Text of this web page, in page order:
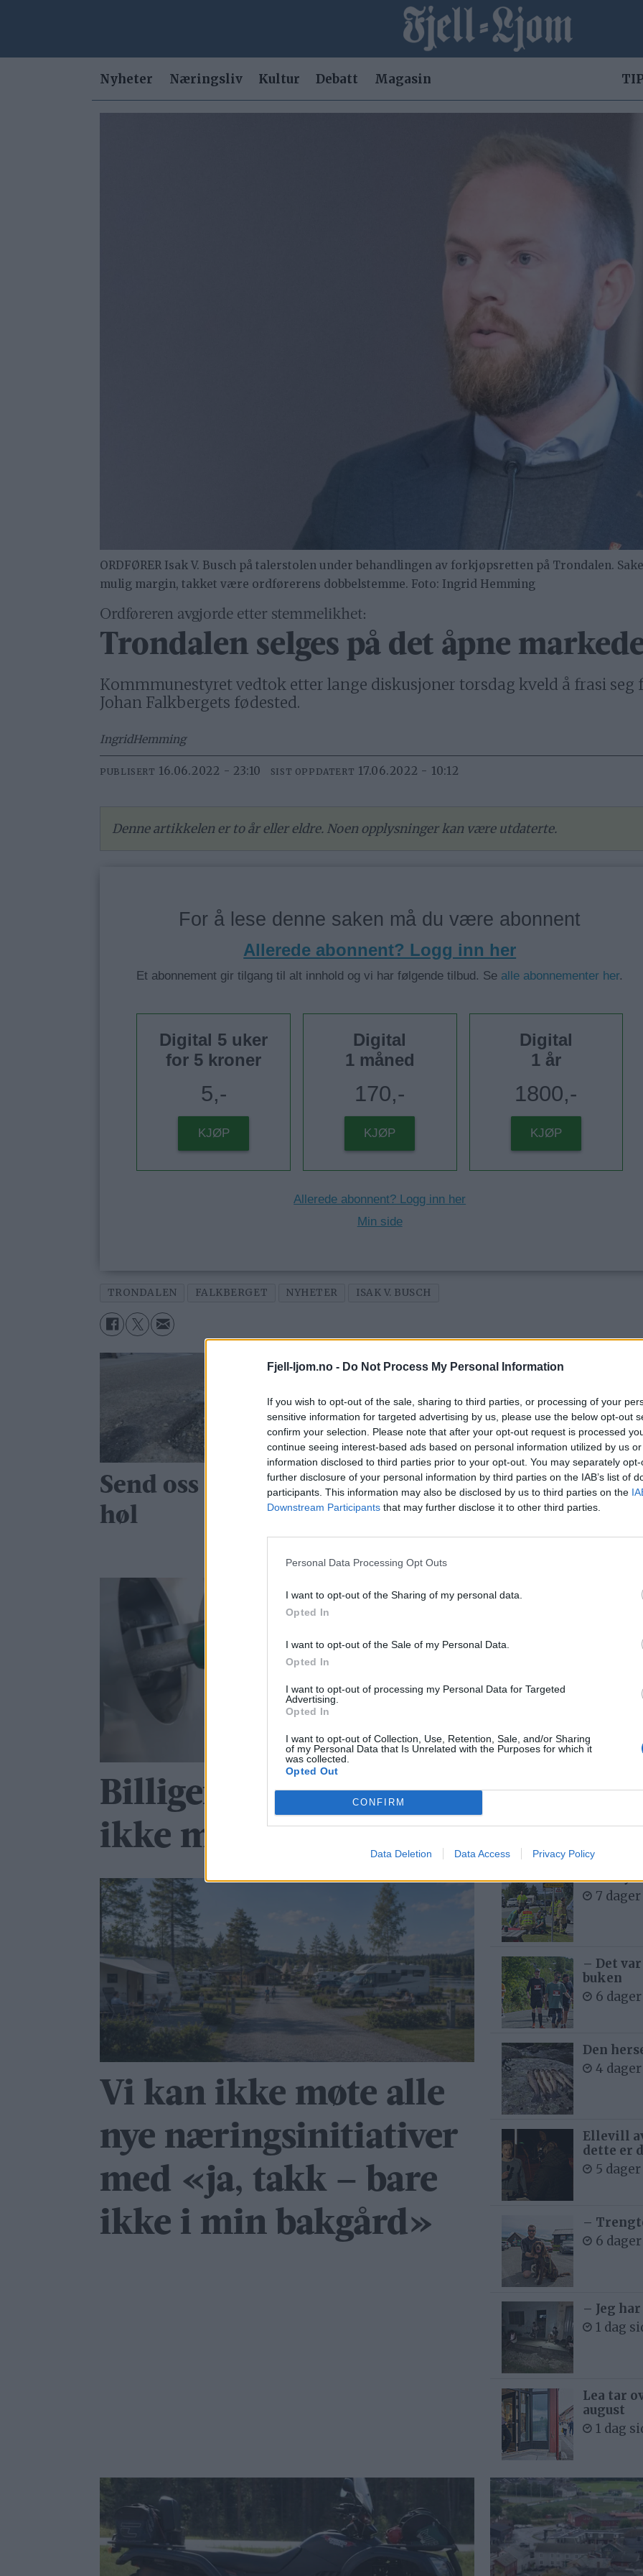
Fjell-ljom.no - Do Not Process My Personal Information
If you wish to opt-out of the sale, sharing to third parties, or processing of your
sensitive information for targeted advertising by us, please use the below opt-out
confirm your selection. Please note that after your opt-out request is processed
continue seeing interest-based ads based on personal information utilized by us
information disclosed to third parties prior to your opt-out. You may separately
further disclosure of your personal information by third parties on the IAB’s list of
participants. This information may also be disclosed by us to third parties on the
Downstream Participants that may further disclose it to other third parties.
Personal Data Processing Opt Outs
I want to opt-out of the Sharing of my personal data.
Opted In
I want to opt-out of the Sale of my Personal Data.
Opted In
I want to opt-out of processing my Personal Data for Targeted
Advertising.
Opted In
I want to opt-out of Collection, Use, Retention, Sale, and/or Sharing
of my Personal Data that Is Unrelated with the Purposes for which it
was collected.
Opted Out
CONFIRM
Data Deletion Data Access Privacy Policy
Nyheter Næringsliv Kultur Debatt Magasin
ORDFØRER Isak V. Busch på talerstolen under behandlingen av forkjøpsretten på Trondalen.
mulig margin, takket være ordførerens dobbelstemme. Foto: Ingrid Hemming
Ordføreren avgjorde etter stemmelikhet:
Trondalen selges på det åpne
Kommmunestyret vedtok etter lange diskusjoner torsdag kveld å frasi
Johan Falkbergets fødested.
IngridHemming
PUBLISERT 16.06.2022 - 23:10 SIST OPPDATERT 17.06.2022 - 10:12
Denne artikkelen er to år eller eldre. Noen opplysninger kan være utdaterte.
For å lese denne saken må du være abonnent
Allerede abonnent? Logg inn her
Et abonnement gir tilgang til alt innhold og vi har følgende tilbud. Se alle abonnementer her.
Digital 5 uker
for 5 kroner
5,-
KJØP
Digital
1 måned
170,-
KJØP
Digital
1 år
1800,-
KJØP
Allerede abonnent? Logg inn her
Min side
TRONDALEN FALKBERGET NYHETER ISAK V. BUSCH
Send oss bilde av ditt
høl
– Nå har det gått for
langt
–
Billigere drivstoff ga
ikke mer trafikk
Vi kan ikke møte alle
nye nærings­initiativer
med «ja, takk – bare
ikke i min bakgård»
Mest lest siste uke:
Se
7
Med
Bjørn felt
MC-
7
– Det
buken
6
Den
4
Ellevill
dette er
5
–
6
– Jeg
1 dag
Lea tar
august
1 dag